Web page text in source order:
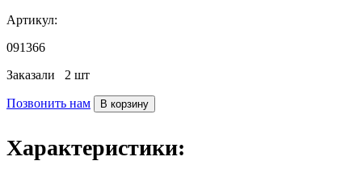
Артикул:
091366
Заказали 2 шт
Позвонить нам В корзину
Характеристики: